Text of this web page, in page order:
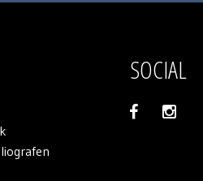
SOCIAL